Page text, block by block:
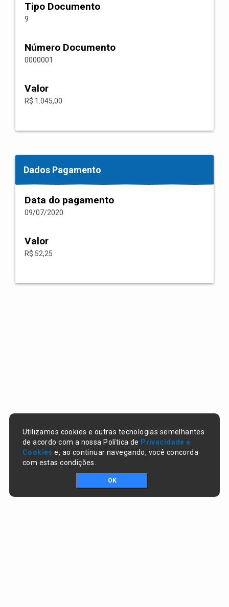
Tipo Documento
9
Número Documento
0000001
Valor
R$ 1.045,00
Dados Pagamento
Data do pagamento
09/07/2020
Valor
R$ 52,25
Utilizamos cookies e outras tecnologias semelhantes
de acordo com a nossa Política de Privacidade e
Cookies e, ao continuar navegando, você concorda
com estas condições.
OK